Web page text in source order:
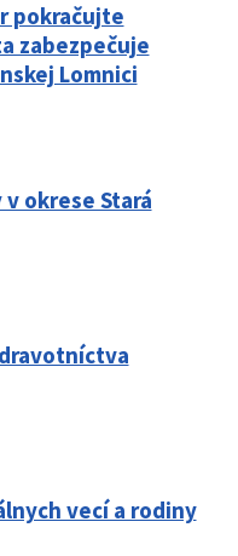
pokračujte
zabezpečuje
Lomnici
okrese Stará
vecí a rodiny